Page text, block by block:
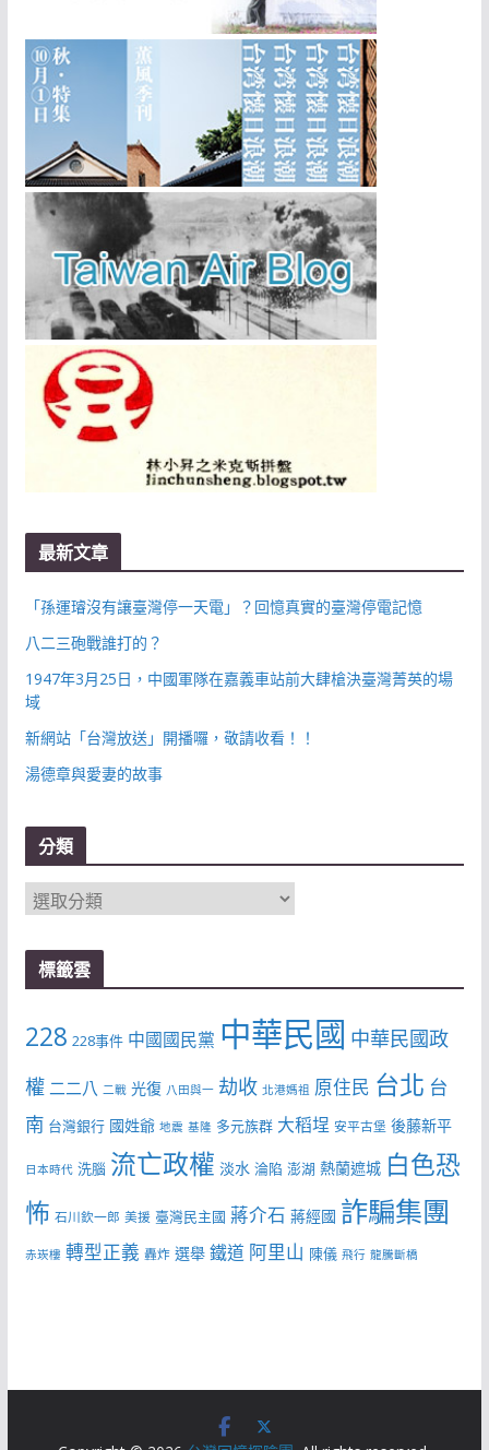
最新文章
「孫運璿沒有讓臺灣停一天電」？回憶真實的臺灣停電記憶
八二三砲戰誰打的？
1947年3月25日，中國軍隊在嘉義車站前大肆槍決臺灣菁英的場
域
新網站「台灣放送」開播囉，敬請收看！！
湯德章與愛妻的故事
分類
分
類
標籤雲
228 228事件 中國國民黨 中華民國 中華民國政
權 二二八 二戰 光復 八田與一 劫收 北港媽祖 原住民 台北 台
南 台灣銀行 國姓爺 地震 基隆 多元族群 大稻埕 安平古堡 後藤新平
日本時代 洗腦 流亡政權 淡水 淪陷 澎湖 熱蘭遮城 白色恐
怖 石川欽一郎 美援 臺灣民主國 蔣介石 蔣經國 詐騙集團
赤崁樓 轉型正義 轟炸 選舉 鐵道 阿里山 陳儀 飛行 龍騰斷橋